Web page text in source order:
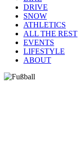
DRIVE
SNOW
ATHLETICS
ALL THE REST
EVENTS
LIFESTYLE
ABOUT